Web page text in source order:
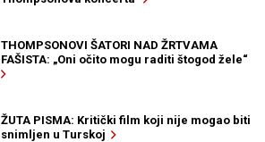
THOMPSONOVI ŠATORI NAD ŽRTVAMA
FAŠISTA: „Oni očito mogu raditi štogod žele“
ŽUTA PISMA: Kritički film koji nije mogao biti
snimljen u Turskoj